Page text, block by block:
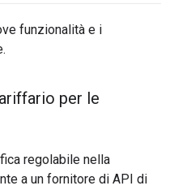
funzionalità e i
per le
regolabile nella
a un fornitore di API di